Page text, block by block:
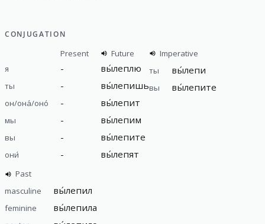
CONJUGATION
Present
Future
я
- вы́леплю
ты - вы́лепишь
он/она́/оно́ - вы́лепит
мы - вы́лепим
вы - вы́лепите
они́ - вы́лепят
Imperative
ты
вы́лепи
вы вы́лепите
Past
masculine
вы́лепил
feminine вы́лепила